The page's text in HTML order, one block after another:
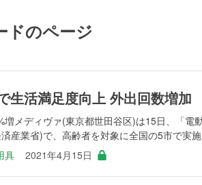
ドのページ
生活満足度向上 外出回数増
増メディヴァ(東京都世田谷区)は15日、「電
産業省)で、高齢者を対象に全国の5市で実
具
2021年4月15日